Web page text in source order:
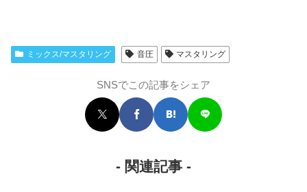
ミックス/マスタリング 音圧 マスタリング
SNSでこの記事をシェア
- 関連記事 -